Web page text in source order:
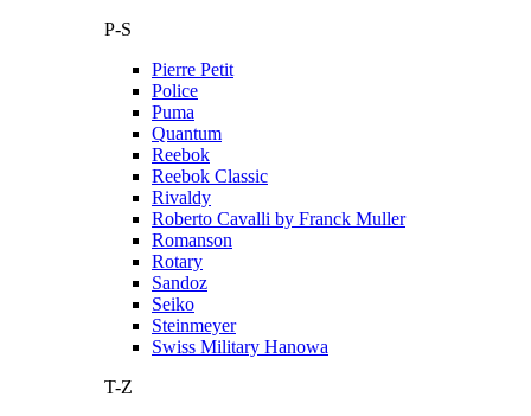
P-S
Pierre Petit
Police
Puma
Quantum
Reebok
Reebok Classic
Rivaldy
Roberto Cavalli by Franck Muller
Romanson
Rotary
Sandoz
Seiko
Steinmeyer
Swiss Military Hanowa
T-Z